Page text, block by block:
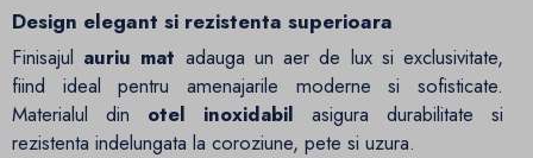
Design elegant si rezistenta superioara
Finisajul auriu mat adauga un aer de lux si exclusivitate,
fiind ideal pentru amenajarile moderne si sofisticate.
Materialul din otel inoxidabil asigura durabilitate si
rezistenta indelungata la coroziune, pete si uzura.